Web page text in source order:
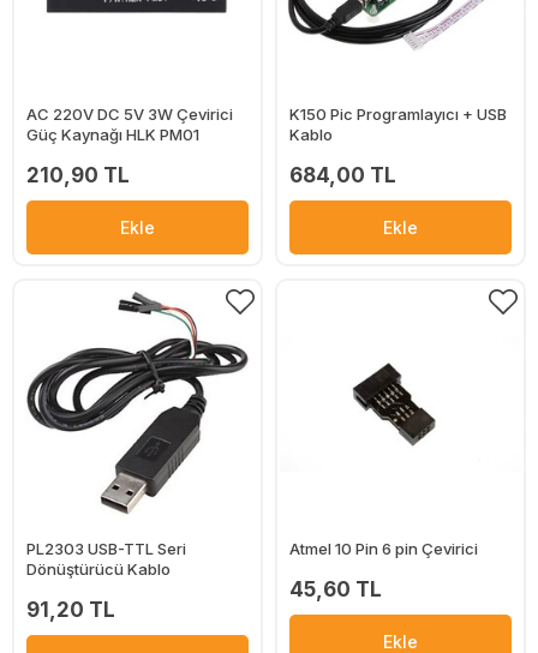
AC 220V DC 5V 3W Çevirici
Güç Kaynağı HLK PM01
210,90 TL
Ekle
K150 Pic Programlayıcı + USB
Kablo
684,00 TL
Ekle
PL2303 USB-TTL Seri
Dönüştürücü Kablo
91,20 TL
Atmel 10 Pin 6 pin Çevirici
45,60 TL
Ekle